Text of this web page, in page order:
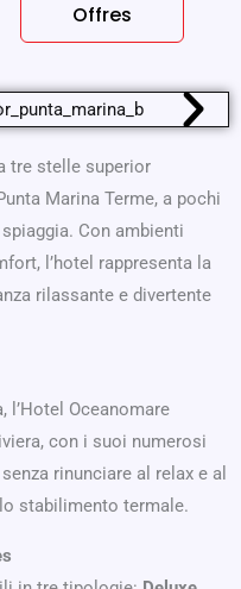
Offres
tre stelle superior
Marina Terme, a pochi
Con ambienti
l’hotel rappresenta la
rilassante e divertente
l’Hotel Oceanomare
con i suoi numerosi
rinunciare al relax e al
stabilimento termale.